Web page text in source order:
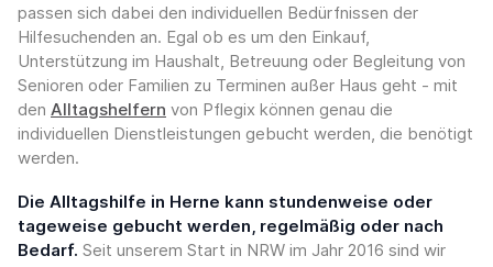
passen sich dabei den individuellen Bedürfnissen der
Hilfesuchenden an. Egal ob es um den Einkauf,
Unterstützung im Haushalt, Betreuung oder Begleitung von
Senioren oder Familien zu Terminen außer Haus geht - mit
den Alltagshelfern von Pflegix können genau die
individuellen Dienstleistungen gebucht werden, die benötigt
werden.
Die Alltagshilfe in Herne kann stundenweise oder
tageweise gebucht werden, regelmäßig oder nach
Bedarf. Seit unserem Start in NRW im Jahr 2016 sind wir